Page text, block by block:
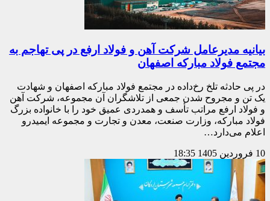
بیانیه مدیرعامل شرکت آهن و فولاد ارفع در پی تهاجم به
مجتمع فولاد مبارکه اصفهان
در پی حادثه تلخ رخ‌داده در مجتمع فولاد مبارکه اصفهان و شهادت
یک تن و مجروح شدن جمعی از تلاشگران آن مجموعه، شرکت آهن
و فولاد ارفع مراتب تأسف و همدردی عمیق خود را با خانواده بزرگ
فولاد مبارکه، وزارت صنعت، معدن و تجارت و مجموعه ایمیدرو
اعلام می‌دارد…
10 فروردین 1405 18:35